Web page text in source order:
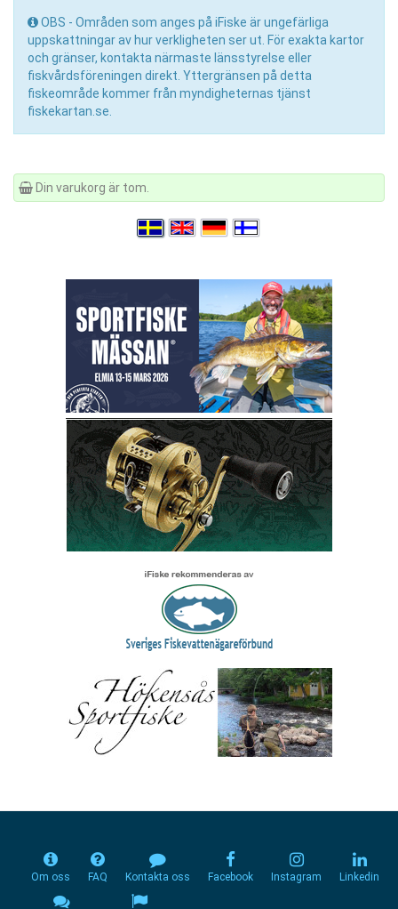
OBS - Områden som anges på iFiske är ungefärliga
uppskattningar av hur verkligheten ser ut. För exakta kartor
och gränser, kontakta närmaste länsstyrelse eller
fiskvårdsföreningen direkt. Yttergränsen på detta
fiskeområde kommer från myndigheternas tjänst
fiskekartan.se.
Din varukorg är tom.
Om oss FAQ Kontakta oss Facebook Instagram Linkedin